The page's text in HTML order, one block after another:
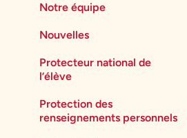
Notre équipe
Nouvelles
Protecteur national de
l’élève
Protection des
renseignements personnels